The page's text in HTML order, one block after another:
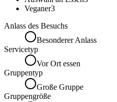
Veganer3
Anlass des Besuchs
Besonderer Anlass
Servicetyp
Vor Ort essen
Gruppentyp
Große Gruppe
Gruppengröße